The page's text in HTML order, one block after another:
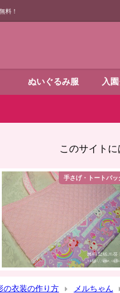
料！
ぬいぐるみ服 入
このサイト
手さげ・トートバッ
の衣装の作り方 メルちゃん